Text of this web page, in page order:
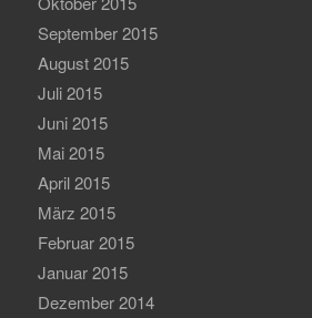
September 2015
August 2015
Juli 2015
Juni 2015
Mai 2015
April 2015
März 2015
Februar 2015
Januar 2015
Dezember 2014